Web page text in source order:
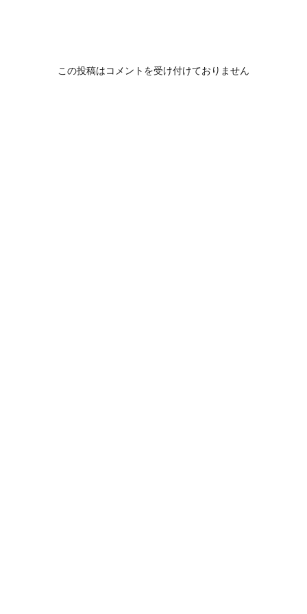
この投稿はコメントを受け付けておりません